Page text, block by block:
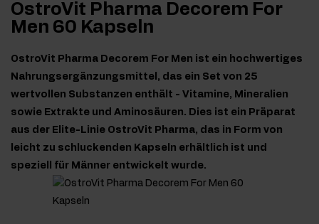
OstroVit Pharma Decorem For
Men 60 Kapseln
OstroVit Pharma Decorem For Men ist ein hochwertiges
Nahrungsergänzungsmittel, das ein Set von 25
wertvollen Substanzen enthält - Vitamine, Mineralien
sowie Extrakte und Aminosäuren. Dies ist ein Präparat
aus der Elite-Linie OstroVit Pharma, das in Form von
leicht zu schluckenden Kapseln erhältlich ist und
speziell für Männer entwickelt wurde.